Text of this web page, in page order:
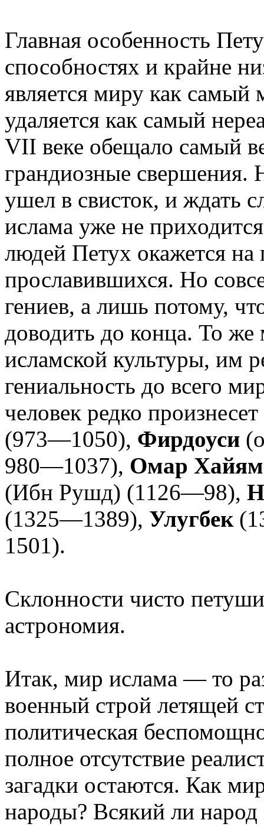
Главная особенность
способностях и крайне
является миру как
удаляется как самый
VII веке обещало самый
грандиозные свершения.
ушел в свисток, и ждать
ислама уже не
людей Петух окажется на
прославившихся. Но
гениев, а лишь потому,
доводить до конца. То же
исламской культуры, им
гениальность до всего
человек редко
(973—1050), Фирдоуси
980—1037), Омар Хайям
(Ибн Рушд) (1126—98),
(1325—1389), Улугбек
1501).
Склонности чисто
астрономия.
Итак, мир ислама — то
военный строй летящей
политическая
полное отсутствие
загадки остаются. Как
народы? Всякий ли